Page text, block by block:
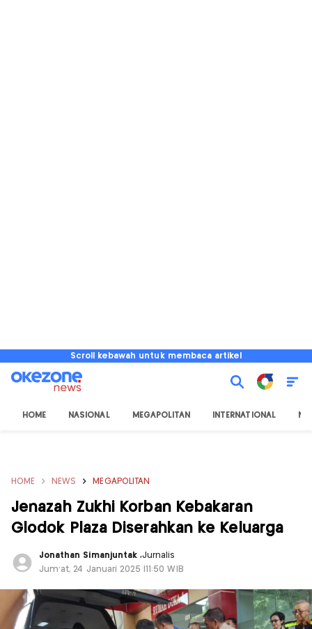
Scroll kebawah untuk membaca artikel
HOME NASIONAL MEGAPOLITAN INTERNATIONAL
HOME NEWS MEGAPOLITAN
Jenazah Zukhi Korban Kebakaran
Glodok Plaza Diserahkan ke Keluarga
Jonathan Simanjuntak,Jurnalis
Jum'at, 24 Januari 2025 |11:50 WIB